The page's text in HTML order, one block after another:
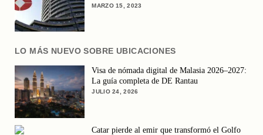
MARZO 15, 2023
LO MÁS NUEVO SOBRE UBICACIONES
Visa de nómada digital de Malasia 2026–2027:
La guía completa de DE Rantau
JULIO 24, 2026
Catar pierde al emir que transformó el Golfo